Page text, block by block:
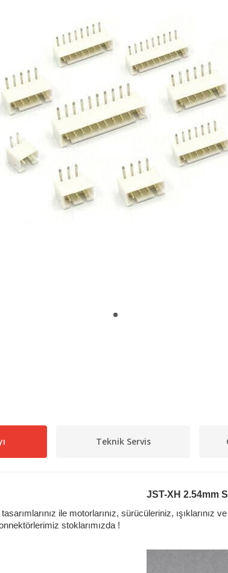
Teknik Servis
JST-XH 2.54mm
ile motorlarınız, sürücüleriniz,
stoklarımızda !